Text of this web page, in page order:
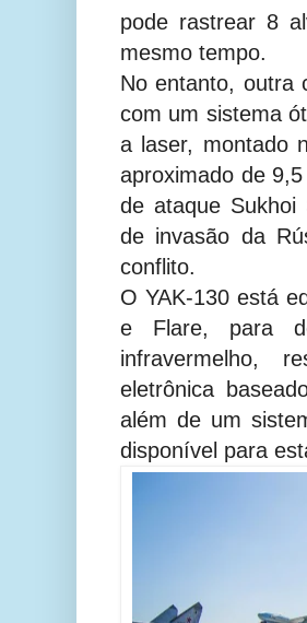
pode rastrear 8
mesmo tempo.
No entanto, outra
com um sistema
a laser, montado
aproximado de
de ataque Sukhoi
de invasão da
conflito.
O YAK-130 está
e Flare, para
infravermelho,
eletrônica
além de um
disponível para